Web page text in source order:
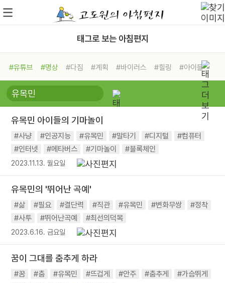
태그로 보는 아침편지
#유튜브 #명상 #다짐 #계획 #바이러스 #힐링
#아이들
#비전캠프
#독서캠프 #삶
#희망
#나눔 #친구 #링컨학교
#독서
#건강 #면역력
유목민 아이들의 기마놀이
#사냥 #인공지능 #유목민 #말타기 #디지털
#컴퓨터
#인터넷
#메타버스 #기마놀이 #블록체인
2023.11.13. 월요일
유목민의 '뛰어난 곡예'
#삶 #필요 #결단력 #직관 #유목민 #변화무쌍
#정착
#사투
#뛰어난곡예 #최선의덕목
2023.6.16. 금요일
꿈이 그대를 춤추게 하라
#꿈 #춤 #유목민 #뜨겁게 #안주 #춤추게 #가슴뛰게